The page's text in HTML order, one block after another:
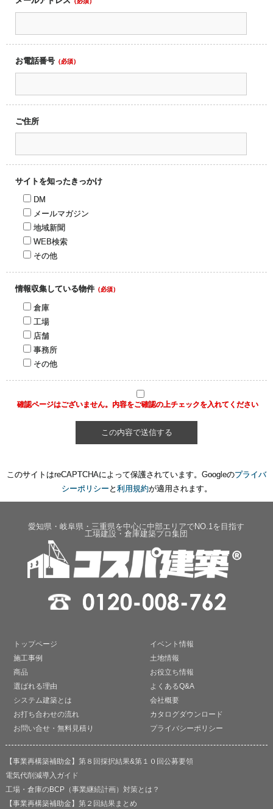
お電話番号 （必須）
ご住所
サイトを知ったきっかけ
DM
メールマガジン
地域新聞
WEB検索
その他
情報収集している物件（必須）
倉庫
工場
店舗
事務所
その他
確認ページはございません。内容をご確認の上チェックを入れてください
このサイトはreCAPTCHAによって保護されています。Googleのプライバ
シーポリシー と 利用規約が適用されます。
愛知県・岐阜県・三重県を中心に中部エリアでNO.1を目指す
工場建設・倉庫建築プロ集団
トップページ
施工事例
商品
選ばれる理由
システム建築とは
お打ち合わせの流れ
お問い合せ・無料見積り
イベント情報
土地情報
お役立ち情報
よくあるQ&A
会社概要
カタログダウンロード
プライバシーポリシー
【事業再構築補助金】第８回採択結果&第１０回公募要領
電気代削減導入ガイド
工場・倉庫のBCP（事業継続計画）対策とは？
【事業再構築補助金】第２回結果まとめ